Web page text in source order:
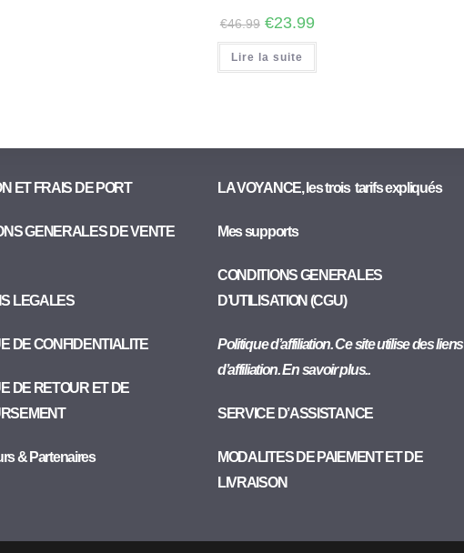
€46.99 €23.99
Lire la suite
ET FRAIS DE PORT
GENERALES DE VENTE
LEGALES
DE CONFIDENTIALITE
DE RETOUR ET DE
& Partenaires
LA VOYANCE, les trois tarifs expliqués
Mes supports
CONDITIONS GENERALES
D’UTILISATION (CGU)
Politique d’affiliation. Ce site utilise des liens
d’affiliation. En savoir plus..
SERVICE D’ASSISTANCE
MODALITES DE PAIEMENT ET DE
LIVRAISON